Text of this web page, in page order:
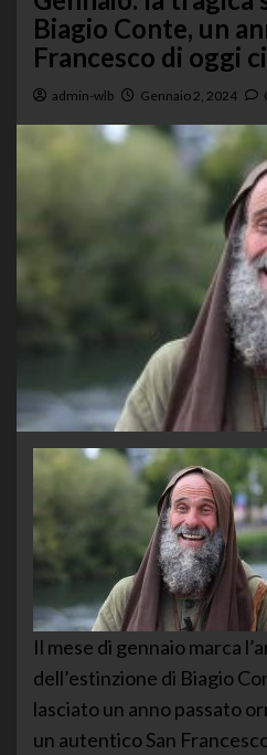
Biagio Conte, un
Francesco di oggi
admin-wlb Gennaio 2, 2024
Il mese di gennaio marca
dell’estinzione di Biagio
lasciato un anno passato
un autentico San